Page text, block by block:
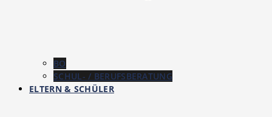
BO
SCHUL- / BERUFSBERATUNG
ELTERN & SCHÜLER